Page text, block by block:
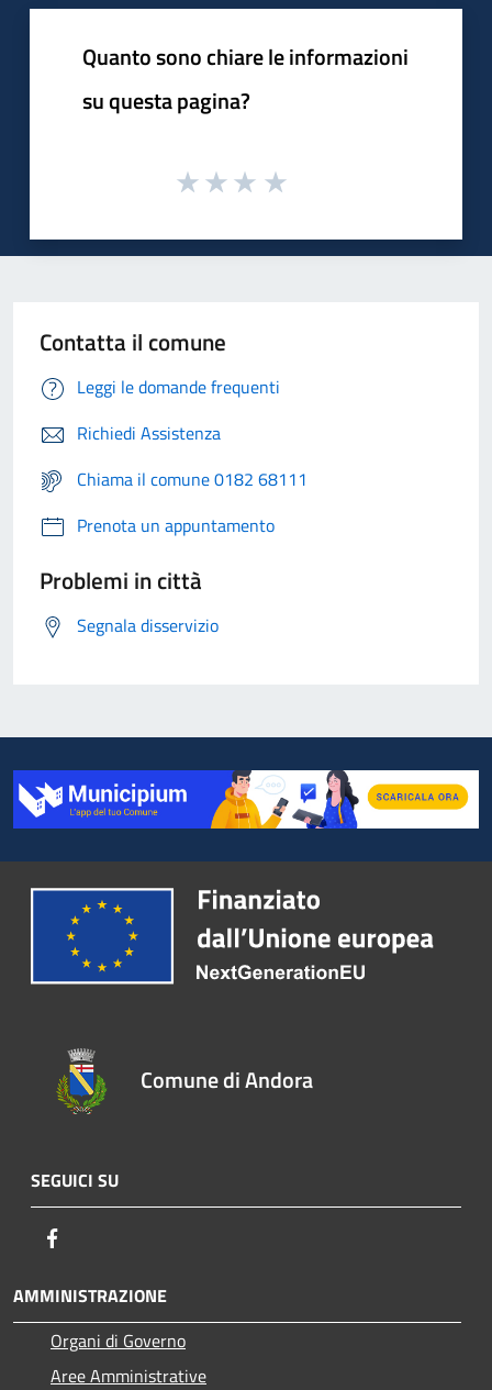
Quanto sono chiare le informazioni
su questa pagina?
Contatta il comune
Leggi le domande frequenti
Richiedi Assistenza
Chiama il comune 0182 68111
Prenota un appuntamento
Problemi in città
Segnala disservizio
Comune di Andora
SEGUICI SU
AMMINISTRAZIONE
Organi di Governo
Aree Amministrative